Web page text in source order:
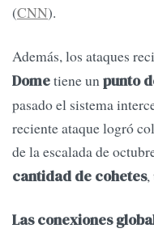
(CNN).
Además, los ataques
Dometiene unpunto
pasado el sistema
reciente ataque logró
de la escalada de
cantidad de cohetes,
Las conexiones